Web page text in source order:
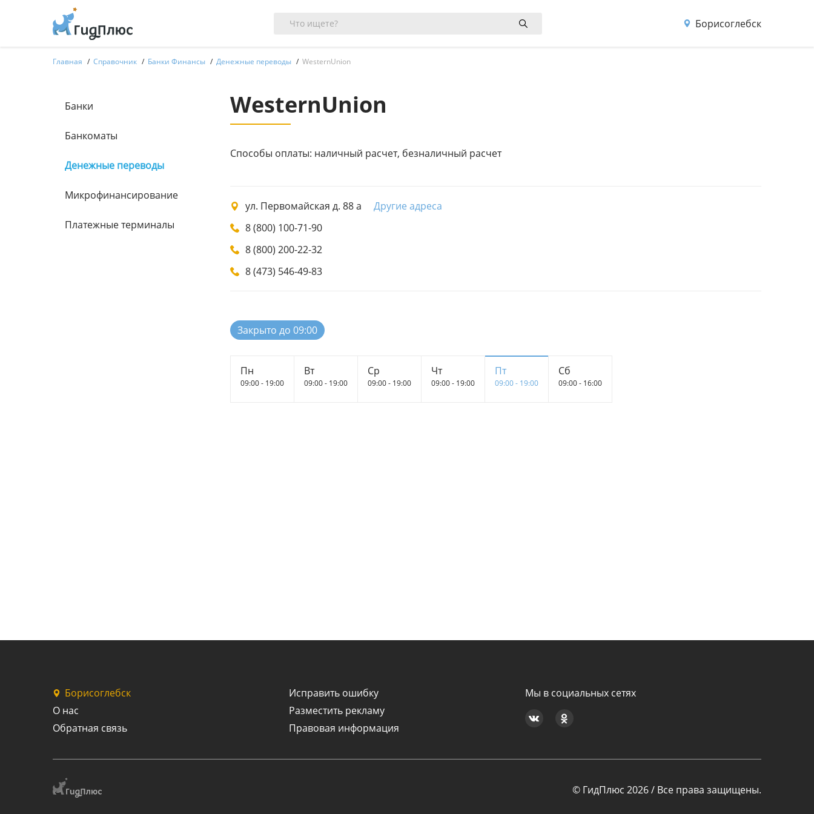
Борисоглебск
Главная Справочник Банки Финансы Денежные переводы WesternUnion
Банки
Банкоматы
Денежные переводы
Микрофинансирование
Платежные терминалы
WesternUnion
Способы оплаты: наличный расчет, безналичный расчет
ул. Первомайская д. 88 а
Другие адреса
8 (800) 100-71-90
8 (800) 200-22-32
8 (473) 546-49-83
Закрыто до 09:00
Пн
09:00 - 19:00
Вт
09:00 - 19:00
Ср
09:00 - 19:00
Чт
09:00 - 19:00
Пт
09:00 - 19:00
Сб
09:00 - 16:00
Борисоглебск
О нас
Обратная связь
Исправить ошибку
Разместить рекламу
Правовая информация
Мы в социальных сетях
© ГидПлюс 2026 / Все права защищены.